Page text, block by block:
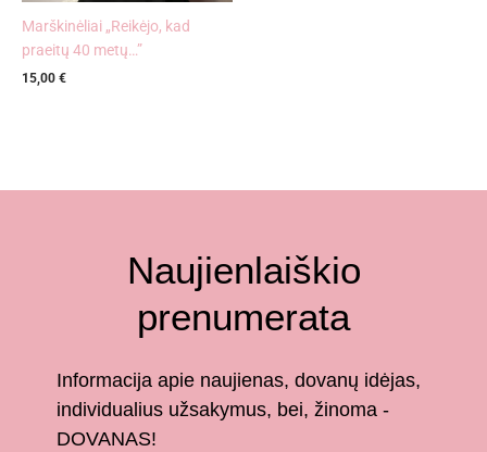
Marškinėliai „Reikėjo, kad
praeitų 40 metų…”
15,00 €
Naujienlaiškio
prenumerata
Informacija apie naujienas, dovanų idėjas,
individualius užsakymus, bei, žinoma -
DOVANAS!